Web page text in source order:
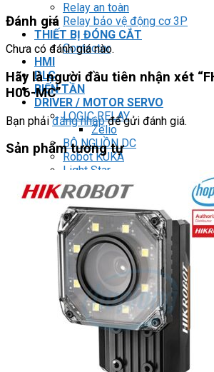
Relay an toàn
Relay bảo vệ động cơ 3P
THIẾT BỊ ĐÓNG CẮT
Contactor
HMI
PLC
BIẾN TẦN
DRIVER / MOTOR SERVO
LOGIC RELAY
Zelio
BỘ NGUỒN DC
Robot KUKA
Light Star
DRIVER / MOTOR STEP
ĐÈN BÁO
Đèn báo quay
Đèn báo panel tròn
Đèn báo tháp
Đèn báo khác
CHUYỂN MẠCH / NÚT NHẤN
Chuyển mạch có khóa
Công tắc dừng khẩn
Nút nhấn
Phích cắm / Ổ cắm / Công tắc
Đánh giá
Chưa có đánh giá nào.
Hãy là người đầu tiên nhận xét
H06-MC”
Bạn phảiđăng nhậpđể gửi đánh giá.
Sản phẩm tương tự